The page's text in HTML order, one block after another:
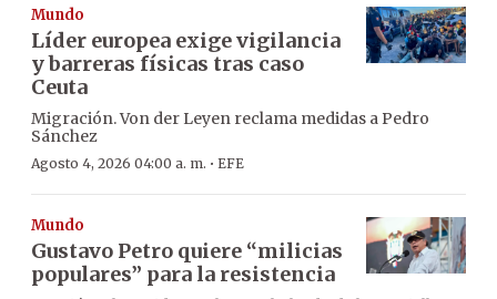
Mundo
Líder europea exige vigilancia
y barreras físicas tras caso
Ceuta
Migración. Von der Leyen reclama medidas a Pedro
Sánchez
Agosto 4, 2026 04:00 a. m. · EFE
Mundo
Gustavo Petro quiere “milicias
populares” para la resistencia